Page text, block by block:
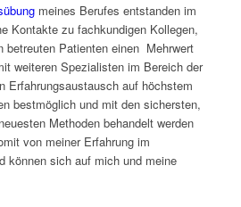
meines Berufes entstanden im
Kontakte zu fachkundigen Kollegen,
betreuten Patienten einen Mehrwert
weiteren Spezialisten im Bereich der
Erfahrungsaustausch auf höchstem
bestmöglich und mit den sichersten,
Methoden behandelt werden
von meiner Erfahrung im
können sich auf mich und meine